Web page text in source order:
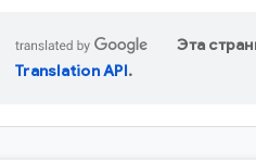
Эта
Translation API.